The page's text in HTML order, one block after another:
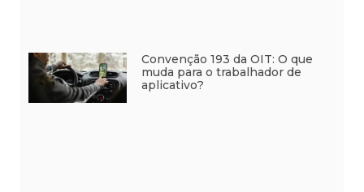
Convenção 193 da OIT: O que
muda para o trabalhador de
aplicativo?